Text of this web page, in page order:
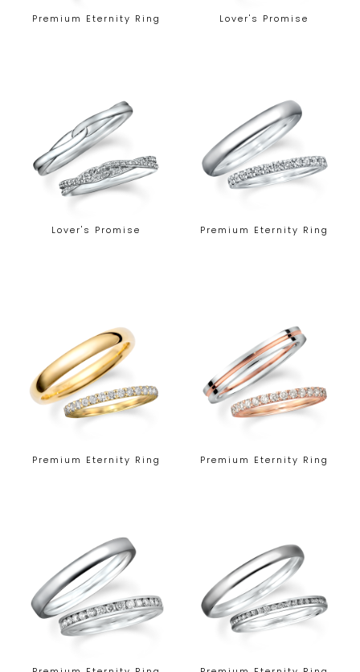
Premium Eternity Ring Lover's Promise
Lover's Promise Premium Eternity Ring
Premium Eternity Ring Premium Eternity Ring